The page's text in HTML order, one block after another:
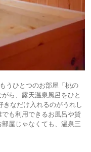
うひとつのお部屋「桃の
ら、露天温泉風呂をひと
なだけ入れるのがうれし
も利用できるお風呂や貸
屋じゃなくても、温泉三